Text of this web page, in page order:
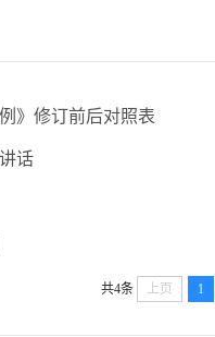
》修订前后对照表
话
共4条 上页 1